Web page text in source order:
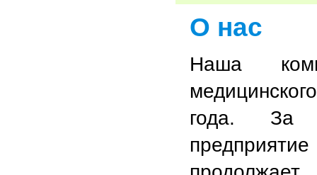
О нас
Наша
года. За